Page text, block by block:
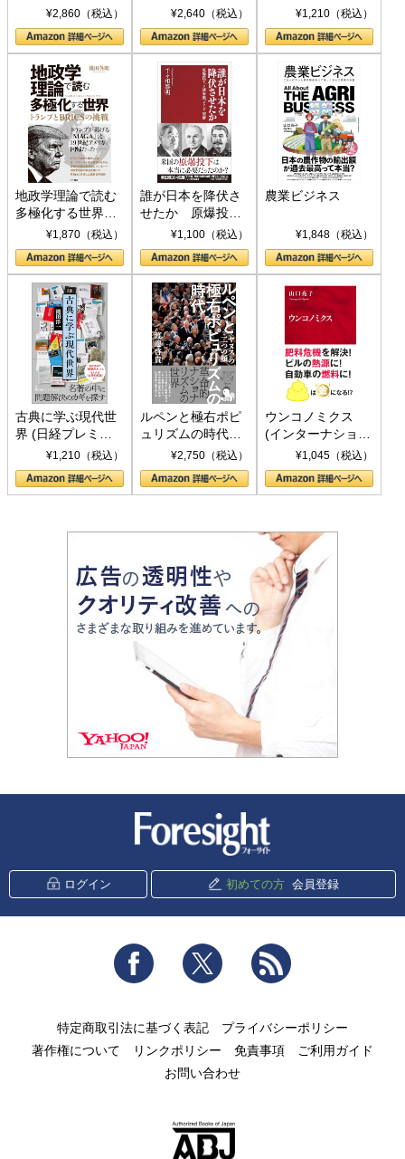
¥2,860（税込） ¥2,640（税込）
ト S 039)¥1,210（税込）
地政学理論で読む
多極化する世界：
トランプとBRICS
の挑戦
¥1,870（税込）
誰が日本を降伏さ
せたか 原爆投
下、ソ連参戦、そ
して聖断 (PHP新
書)
¥1,100（税込）
農業ビジネス
¥1,848（税込）
古典に学ぶ現代世
界 (日経プレミア
シリーズ)¥1,210（税込）
ルペンと極右ポピ
ュリズムの時代：
〈ヤヌス〉の二つ
の顔
¥2,750（税込）
ウンコノミクス
(インターナショナ
ル新書)¥1,045（税込）
ログイン 初めての方 会員登録
Facebook Twitter
特定商取引法に基づく表記
プライバシーポリシー
著作権について
リンクポリシー 免責事項
ご利用ガイド
お問い合わせ